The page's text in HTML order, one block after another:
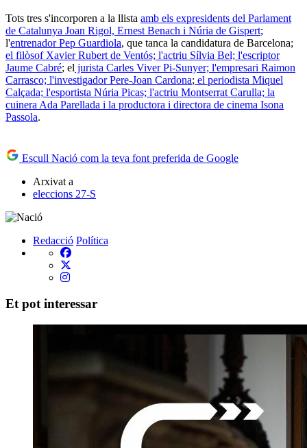
Tots tres s'incorporen a la llista amb els expresidents del Parlament
de Catalunya Joan Rigol, Ernest Benach i Núria de Gispert;
l'entrenador Pep Guardiola, que tanca la candidatura de Barcelona;
el filòsof Xavier Rubert de Ventós; l'actriu Sílvia Bel; l'escriptor
Jaume Cabré; el jurista Carles Viver Pi-Sunyer; l'empresari Raimon
Carrasco; l'investigador Pere-Joan Cardona; el periodista Miquel
Calçada; l'esportista Núria Picas; l'actriu Montserrat Carulla; la
cuinera Ada Parellada i la productora i directora de cinema Isona
Passola.
Escull Nació com la teva font preferida de Google
Arxivat a
eleccions 27-S
Redacció Política
Et pot interessar